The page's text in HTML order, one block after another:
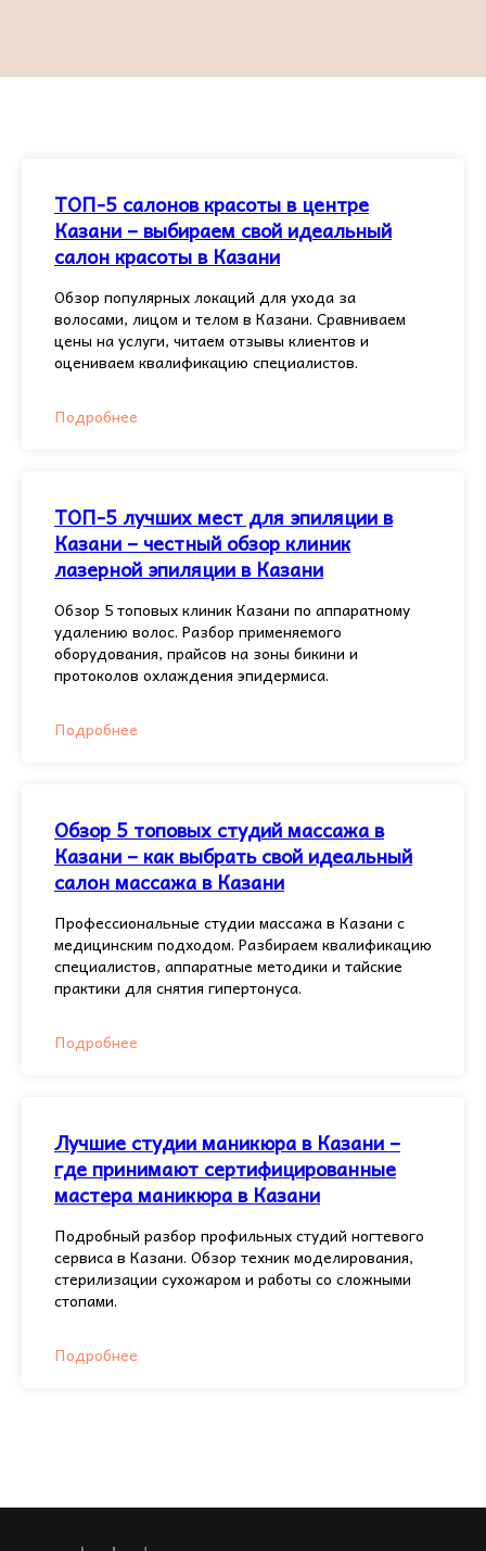
ТОП-5 салонов красоты в центре
Казани – выбираем свой идеальный
салон красоты в Казани
Обзор популярных локаций для ухода за
волосами, лицом и телом в Казани. Сравниваем
цены на услуги, читаем отзывы клиентов и
оцениваем квалификацию специалистов.
Подробнее
ТОП-5 лучших мест для эпиляции в
Казани – честный обзор клиник
лазерной эпиляции в Казани
Обзор 5 топовых клиник Казани по аппаратному
удалению волос. Разбор применяемого
оборудования, прайсов на зоны бикини и
протоколов охлаждения эпидермиса.
Подробнее
Обзор 5 топовых студий массажа в
Казани – как выбрать свой идеальный
салон массажа в Казани
Профессиональные студии массажа в Казани с
медицинским подходом. Разбираем квалификацию
специалистов, аппаратные методики и тайские
практики для снятия гипертонуса.
Подробнее
Лучшие студии маникюра в Казани –
где принимают сертифицированные
мастера маникюра в Казани
Подробный разбор профильных студий ногтевого
сервиса в Казани. Обзор техник моделирования,
стерилизации сухожаром и работы со сложными
стопами.
Подробнее